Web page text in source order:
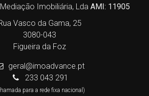
Imobiliária, Lda AMI: 11905
Vasco da Gama, 25
3080-043
Figueira da Foz
geral@imoadvance.pt
233 043 291
para a rede fixa nacional)